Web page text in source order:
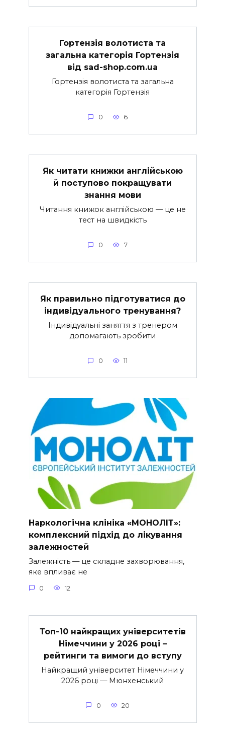
Гортензія волотиста та
загальна категорія Гортензія
від sad-shop.com.ua
Гортензія волотиста та загальна
категорія Гортензія
0 6
Як читати книжки англійською
й поступово покращувати
знання мови
Читання книжок англійською — це не
тест на швидкість
0 7
Як правильно підготуватися до
індивідуального тренування?
Індивідуальні заняття з тренером
допомагають зробити
0 11
Наркологічна клініка «МОНОЛІТ»:
комплексний підхід до лікування
залежностей
Залежність — це складне захворювання,
яке впливає не
0 12
Топ-10 найкращих університетів
Німеччини у 2026 році –
рейтинги та вимоги до вступу
Найкращий університет Німеччини у
2026 році — Мюнхенський
0 20